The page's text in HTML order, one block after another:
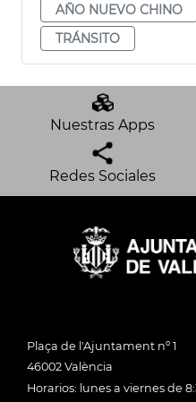
AÑO NUEVO CHINO
TRÁNSITO
Nuestras Apps
Redes Sociales
Plaça de l'Ajuntament nº 1
46002 València
Horarios: lunes a viernes de